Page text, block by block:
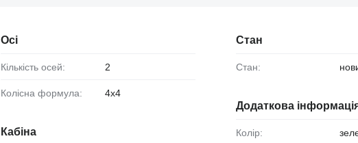
Осі
Кількість осей: 2
Колісна формула: 4x4
Кабіна
Стан
Стан:
Додаткова
Колір: